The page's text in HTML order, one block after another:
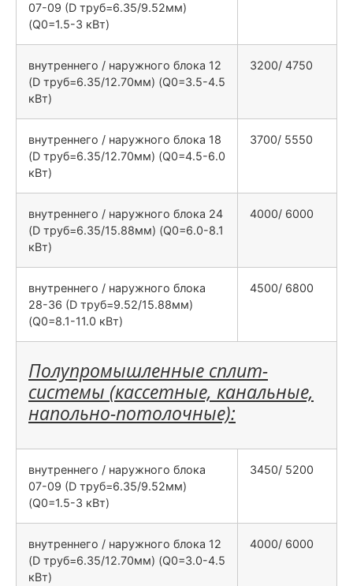
07-09 (D труб=6.35/9.52мм)
(Q0=1.5-3 кВт)
внутреннего / наружного блока 12
(D труб=6.35/12.70мм) (Q0=3.5-4.5
кВт)
3200/ 4750
внутреннего / наружного блока 18
(D труб=6.35/12.70мм) (Q0=4.5-6.0
кВт)
3700/ 5550
внутреннего / наружного блока 24
(D труб=6.35/15.88мм) (Q0=6.0-8.1
кВт)
4000/ 6000
внутреннего / наружного блока
28-36 (D труб=9.52/15.88мм)
(Q0=8.1-11.0 кВт)
4500/ 6800
Полупромышленные сплит-
системы (кассетные, канальные,
напольно-потолочные):
внутреннего / наружного блока
07-09 (D труб=6.35/9.52мм)
(Q0=1.5-3 кВт)
3450/ 5200
внутреннего / наружного блока 12
(D труб=6.35/12.70мм) (Q0=3.0-4.5
кВт)
4000/ 6000